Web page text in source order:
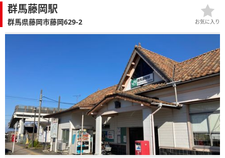
群馬藤岡駅
群馬県藤岡市藤岡629-2 お気に入り